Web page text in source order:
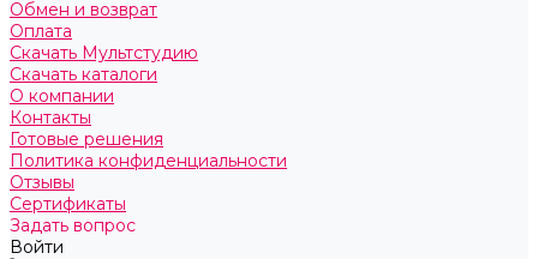
Обмен и возврат
Оплата
Скачать Мультстудию
Скачать каталоги
О компании
Контакты
Готовые решения
Политика конфиденциальности
Отзывы
Сертификаты
Задать вопрос
Войти